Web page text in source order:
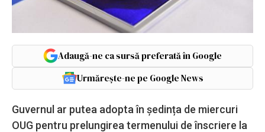
Adaugă-ne ca sursă preferată în Google
Urmărește-ne pe Google News
Guvernul ar putea adopta în ședința de miercuri
OUG pentru prelungirea termenului de înscriere la